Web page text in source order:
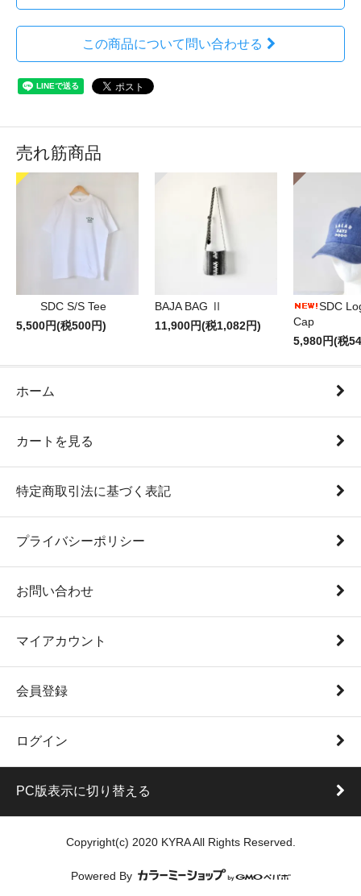
この商品について問い合わせる
売れ筋商品
SDC S/S Tee
5,500円(税500円)
BAJA BAG Ⅱ
11,900円(税1,082円)
SDC
Cap
5,980円(税
ホーム
カートを見る
特定商取引法に基づく表記
プライバシーポリシー
お問い合わせ
マイアカウント
会員登録
ログイン
PC版表示に切り替える
Copyright(c) 2020 KYRA All Rights Reserved.
Powered By